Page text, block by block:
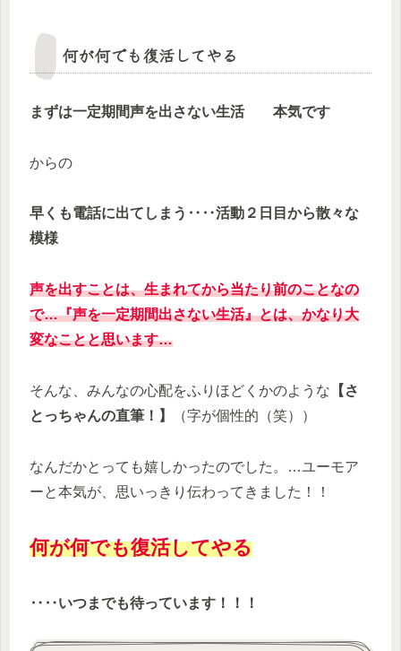
何が何でも復活してやる
まずは一定期間声を出さない生活 本気です
からの
早くも電話に出てしまう‥‥活動２日目から散々な
模様
声を出すことは、生まれてから当たり前のことなの
で…『声を一定期間出さない生活』とは、かなり大
変なことと思います…
そんな、みんなの心配をふりほどくかのような 【さ
とっちゃんの直筆！】
（字が個性的（笑））
なんだかとっても嬉しかったのでした。…ユーモア
ーと本気が、思いっきり伝わってきました！！
何が何でも復活してやる
‥‥いつまでも待っています！！！